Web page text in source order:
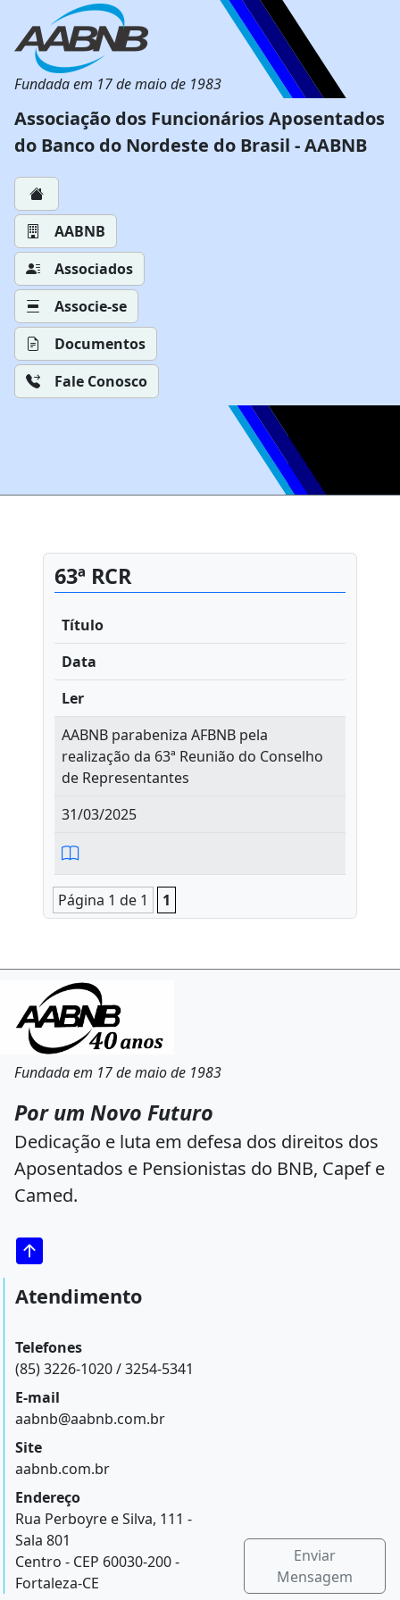
Fundada em 17 de maio de 1983
Associação dos Funcionários Aposentados
do Banco do Nordeste do Brasil - AABNB
AABNB
Associados
Associe-se
Documentos
Fale Conosco
63ª RCR
Título
Data
Ler
AABNB parabeniza AFBNB pela
realização da 63ª Reunião do Conselho
de Representantes
31/03/2025
Página 1 de 1 1
Fundada em 17 de maio de 1983
Por um Novo Futuro
Dedicação e luta em defesa dos direitos dos
Aposentados e Pensionistas do BNB, Capef e
Camed.
Atendimento
Telefones
(85) 3226-1020 / 3254-5341
E-mail
aabnb@aabnb.com.br
Site
aabnb.com.br
Endereço
Rua Perboyre e Silva, 111 -
Sala 801
Centro - CEP 60030-200 -
Fortaleza-CE
Enviar
Mensagem